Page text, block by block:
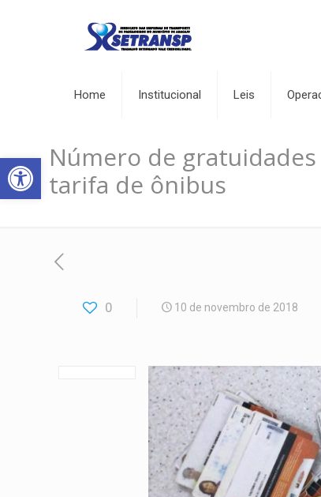
Abrir a barra de ferramentas
Home Institucional Leis
Número de
tarifa de ônibus
0 10 de novembro de 2018